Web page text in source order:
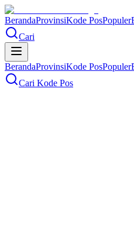
BerandaProvinsiKode PosPopuler
Cari
BerandaProvinsiKode PosPopuler
Cari Kode Pos